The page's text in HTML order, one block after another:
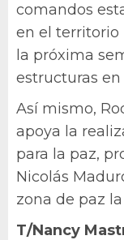
comandos
en el territorio
la próxima
estructuras en
Así mismo,
apoya la
para la paz,
Nicolás
zona de paz
T/Nancy